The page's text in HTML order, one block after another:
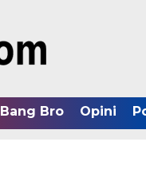
Bang Bro Opini